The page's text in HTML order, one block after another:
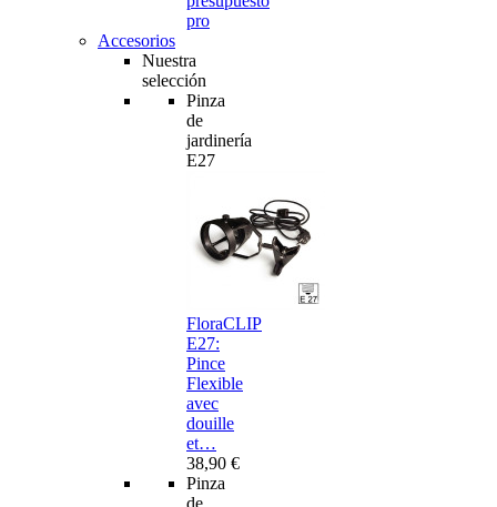
pro
Accesorios
Nuestra
selección
Pinza
de
jardinería
E27
FloraCLIP
E27:
Pince
Flexible
avec
douille
et…
38,90 €
Pinza
de